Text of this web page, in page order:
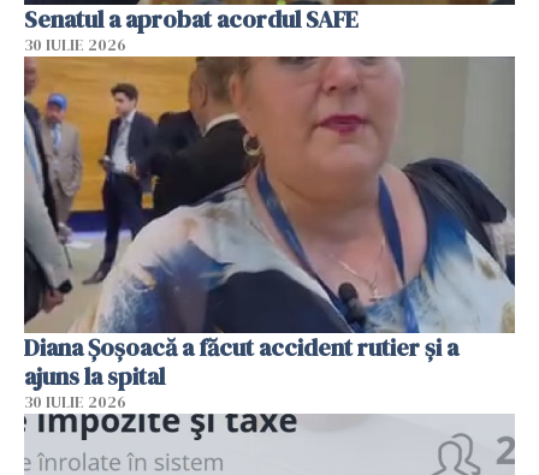
Senatul a aprobat acordul SAFE
30 IULIE 2026
Diana Șoșoacă a făcut accident rutier și a
ajuns la spital
30 IULIE 2026